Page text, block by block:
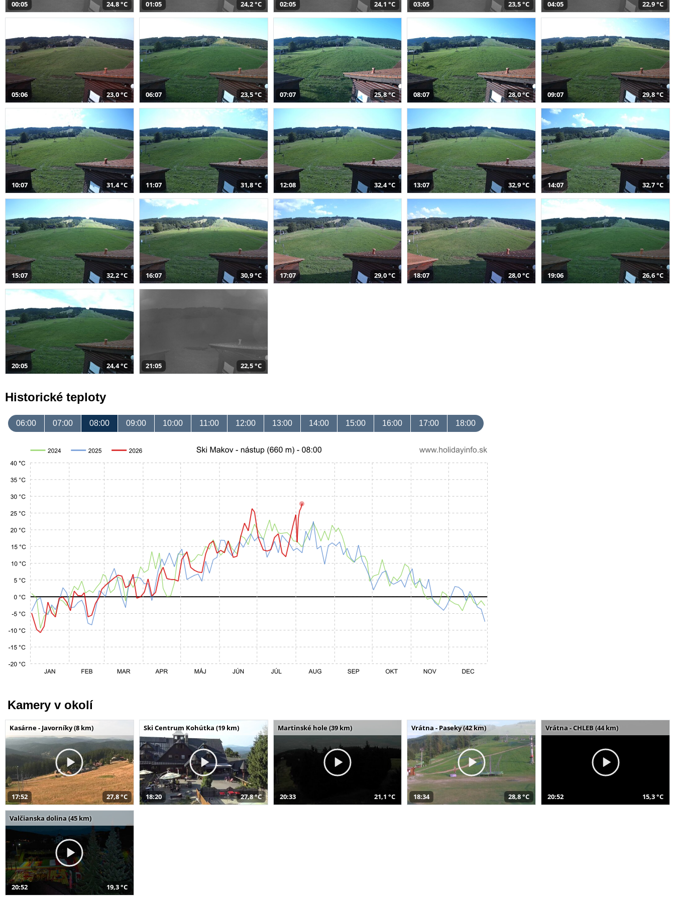
00:05 24,8 °C 01:05 24,2 °C 02:05 24,1 °C 03:05 23,5 °C 04:05 22,9 °C
05:06 23,0 °C 06:07 23,5 °C 07:07 25,8 °C 08:07 28,0 °C 09:07 29,8 °C
10:07 31,4 °C 11:07 31,8 °C 12:08 32,4 °C 13:07 32,9 °C 14:07 32,7 °C
15:07 32,2 °C 16:07 30,9 °C 17:07 29,0 °C 18:07 28,0 °C 19:06 26,6 °C
20:05 24,4 °C 21:05 22,5 °C
Historické teploty
06:00 07:00 08:00 09:00 10:00 11:00 12:00 13:00 14:00 15:00 16:00 17:00 18:00
Kamery v okolí
Kasárne - Javorníky (8 km)
17:52 27,8 °C
Ski Centrum Kohútka (19 km)
18:20 27,8 °C
Martinské hole (39 km)
20:33 21,1 °C
Vrátna - Paseky (42 km)
18:34 28,8 °C
Vrátna - CHLEB (44 km)
20:52 15,3 °C
Valčianska dolina (45 km)
20:52 19,3 °C